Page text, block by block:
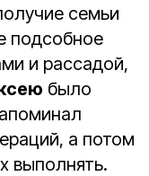
семьи
подсобное
и рассадой,
было
а потом
выполнять.